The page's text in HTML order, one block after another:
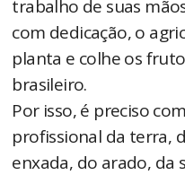
trabalho de suas
com dedicação, o
planta e colhe os
brasileiro.
Por isso, é preciso
profissional da terra,
enxada, do arado, da